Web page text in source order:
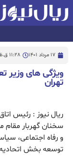
17 مرداد 1401 11:28 ق.ظ
ویژگی های وزیر
تهران
ریال نیوز : رئیس
سخنان گهربار مقام
و رفاه اجتماعی،
توسعه بخش